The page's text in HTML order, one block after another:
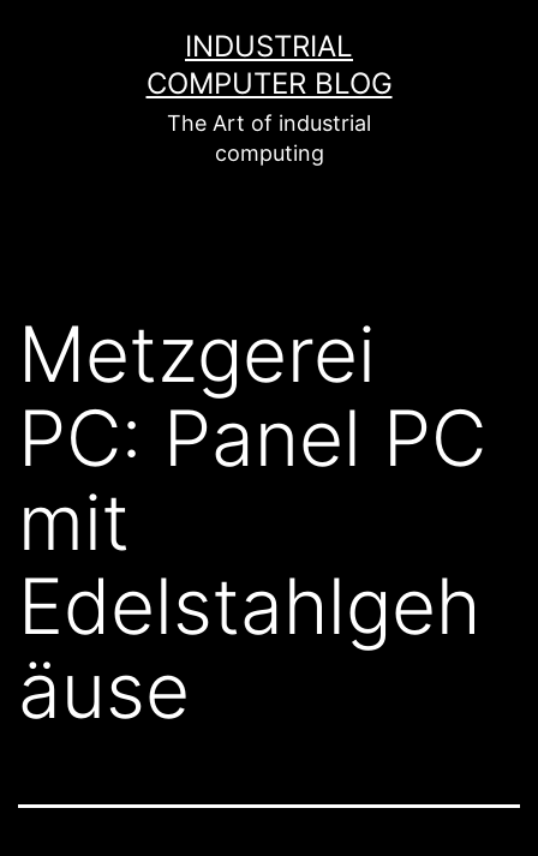
INDUSTRIAL
COMPUTER BLOG
The Art of industrial
computing
Metzgerei
PC: Panel PC
mit
Edelstahlgeh
äuse